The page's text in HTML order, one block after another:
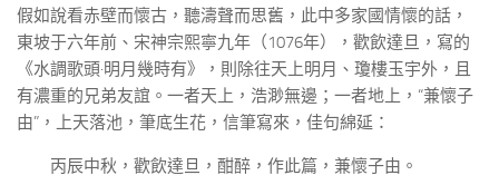
假如說看赤壁而懷古，聽濤聲而思舊，此中多家國情懷的話，
東坡于六年前、宋神宗熙寧九年（1076年），歡飲達旦，寫的
《水調歌頭·明月幾時有》，則除往天上明月、瓊樓玉宇外，且
有濃重的兄弟友誼。一者天上，浩渺無邊；一者地上，“兼懷子
由”，上天落池，筆底生花，信筆寫來，佳句綿延：
丙辰中秋，歡飲達旦，酣醉，作此篇，兼懷子由。